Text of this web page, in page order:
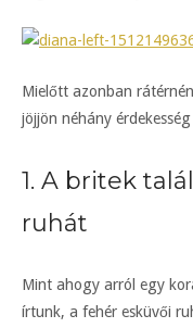
Mielőtt azonban
jöjjön néhány
1. A britek
ruhát
Mint ahogy arról egy
írtunk, a fehér esküvői